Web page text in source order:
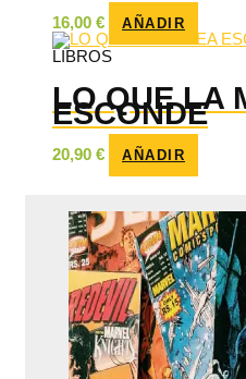
16,00 € AÑADIR
LIBROS
LO QUE LA
ESCONDE
20,90 € AÑADIR